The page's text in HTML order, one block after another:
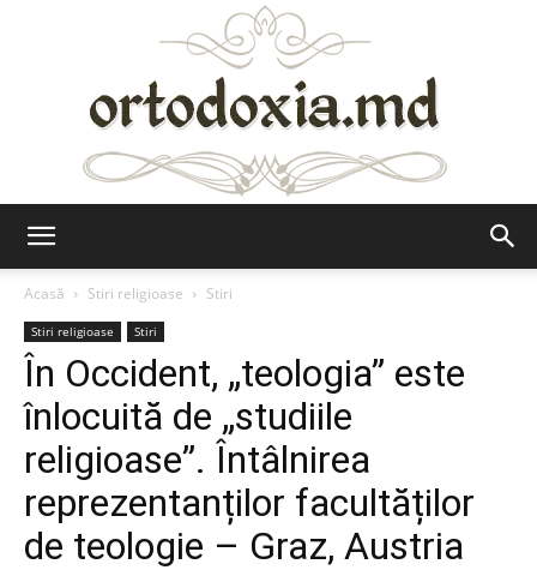
Acasă
Stiri religioase Stiri
Stiri religioase Stiri
În Occident, „teologia” este
înlocuită de „studiile
religioase”. Întâlnirea
reprezentanților facultăților
de teologie – Graz, Austria